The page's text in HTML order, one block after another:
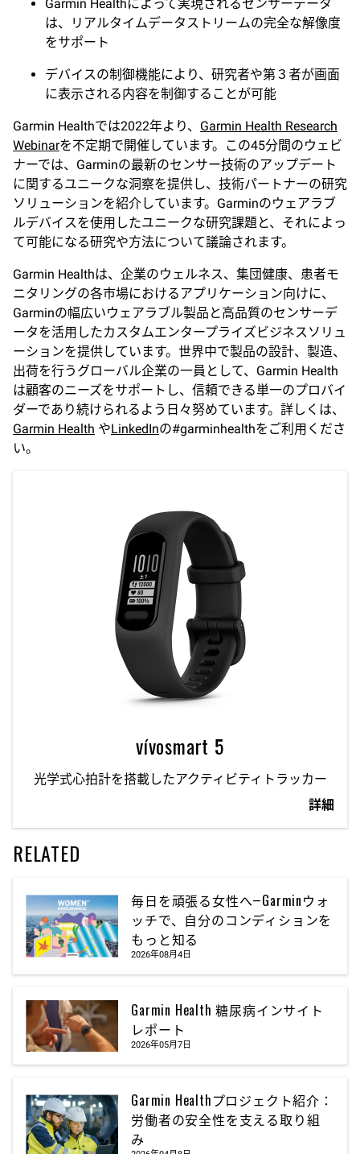
Garmin Healthによって実現されるセンサーデータ
は、リアルタイムデータストリームの完全な解像度
をサポート
デバイスの制御機能により、研究者や第３者が画面
に表示される内容を制御することが可能
Garmin Healthでは2022年より、 Garmin Health Research
Webinarを不定期で開催しています。この45分間のウェビ
ナーでは、Garminの最新のセンサー技術のアップデート
に関するユニークな洞察を提供し、技術パートナーの研究
ソリューションを紹介しています。Garminのウェアラブ
ルデバイスを使用したユニークな研究課題と、それによっ
て可能になる研究や方法について議論されます。
Garmin Healthは、企業のウェルネス、集団健康、患者モ
ニタリングの各市場におけるアプリケーション向けに、
Garminの幅広いウェアラブル製品と高品質のセンサーデ
ータを活用したカスタムエンタープライズビジネスソリュ
ーションを提供しています。世界中で製品の設計、製造、
出荷を行うグローバル企業の一員として、Garmin Health
は顧客のニーズをサポートし、信頼できる単一のプロバイ
ダーであり続けられるよう日々努めています。詳しくは、
Garmin Health やLinkedInの#garminhealthをご利用くださ
い。
vívosmart 5
光学式心拍計を搭載したアクティビティトラッカー
詳細
RELATED
毎日を頑張る女性へ―Garminウォ
ッチで、自分のコンディションを
もっと知る
2026年08月4日
Garmin Health 糖尿病インサイト
レポート
2026年05月7日
Garmin Healthプロジェクト紹介：
労働者の安全性を支える取り組
み